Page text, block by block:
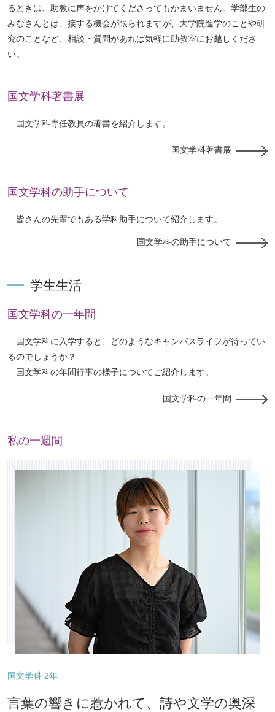
るときは、助教に声をかけてくださってもかまいません。学部生の
みなさんとは、接する機会が限られますが、大学院進学のことや研
究のことなど、相談・質問があれば気軽に助教室にお越しくださ
い。
国文学科著書展
国文学科専任教員の著書を紹介します。
国文学科著書展
国文学科の助手について
皆さんの先輩でもある学科助手について紹介します。
国文学科の助手について
学生生活
国文学科の一年間
国文学科に入学すると、どのようなキャンパスライフが待ってい
るのでしょうか？
国文学科の年間行事の様子についてご紹介します。
国文学科の一年間
私の一週間
国文学科 2年
言葉の響きに惹かれて、詩や文学の奥深